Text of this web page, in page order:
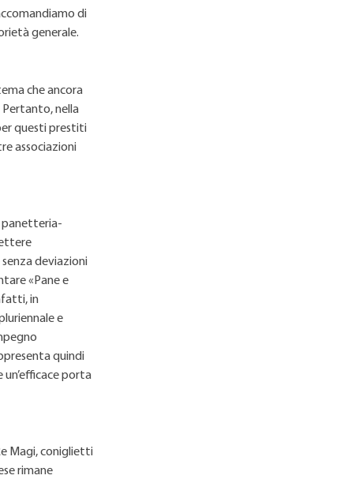
di
generale.
che ancora
Pertanto, nella
questi prestiti
associazioni
panetteria-
deviazioni
«Pane e
in
e
quindi
porta
Magi, coniglietti
rimane